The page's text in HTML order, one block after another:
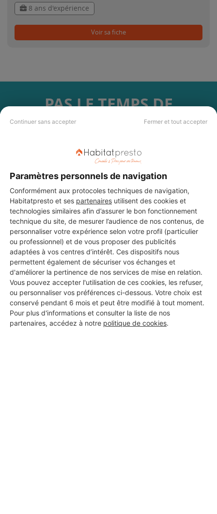
Continuer sans accepter Fermer et tout accepter
Paramètres personnels de navigation
Conformément aux protocoles techniques de navigation,
Habitatpresto et ses partenaires utilisent des cookies et
technologies similaires afin d’assurer le bon fonctionnement
technique du site, de mesurer l’audience de nos contenus, de
personnaliser votre expérience selon votre profil (particulier
ou professionnel) et de vous proposer des publicités
adaptées à vos centres d’intérêt. Ces dispositifs nous
permettent également de sécuriser vos échanges et
d'améliorer la pertinence de nos services de mise en relation.
Vous pouvez accepter l'utilisation de ces cookies, les refuser,
ou personnaliser vos préférences ci-dessous. Votre choix est
conservé pendant 6 mois et peut être modifié à tout moment.
Pour plus d'informations et consulter la liste de nos
partenaires, accédez à notre politique de cookies.
8 ans d'expérience
Voir sa fiche
PAS LE TEMPS DE
CHERCHER ?
choisir ? Demandez des devis travauxauprès de notre réseau de 5 000
professionnels partout en France.
DEMANDER UN DEVIS